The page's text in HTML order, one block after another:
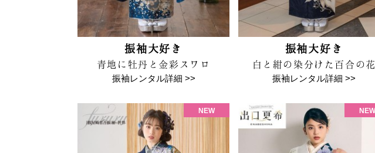
振袖大好き
青地に牡丹と金彩スワロ
振袖レンタル詳細 >>
振袖大好き
白と紺の染分けた百合の花
振袖レンタル詳細 >>